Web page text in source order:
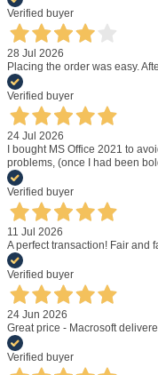
Verified buyer
28 Jul 2026
Placing the order was easy.
Verified buyer
24 Jul 2026
I bought MS Office 2021 to
problems, (once I had been
Verified buyer
11 Jul 2026
A perfect transaction! Fair and
Verified buyer
24 Jun 2026
Great price - Macrosoft
Verified buyer